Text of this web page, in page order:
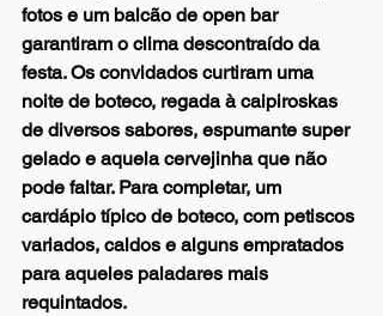
fotos e um balcão de open bar
garantiram o clima descontraído da
festa. Os convidados curtiram uma
noite de boteco, regada à caipiroskas
de diversos sabores, espumante super
gelado e aquela cervejinha que não
pode faltar. Para completar, um
cardápio típico de boteco, com petiscos
variados, caldos e alguns empratados
para aqueles paladares mais
requintados.